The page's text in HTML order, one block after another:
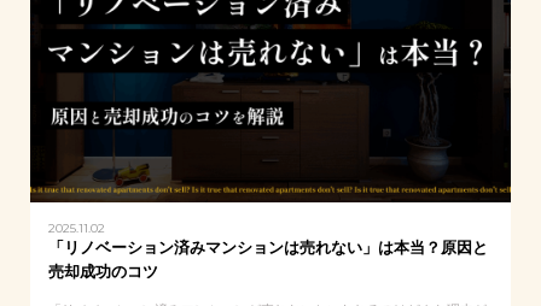
2025.11.02
「リノベーション済みマンションは売れない」は本当？原因と
売却成功のコツ